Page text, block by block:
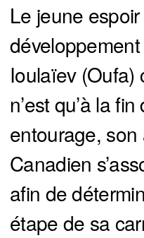
Le jeune
Ioulaïev (Oufa)
n’est qu’à la
entourage,
Canadien
afin de
étape de sa